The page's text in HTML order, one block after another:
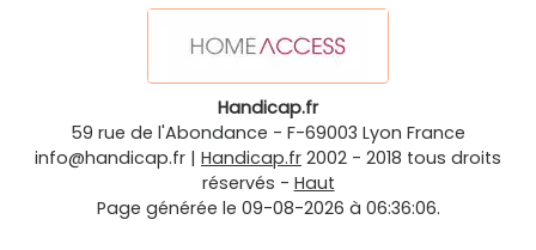
Handicap.fr
59 rue de l'Abondance - F-69003 Lyon France
info@handicap.fr | Handicap.fr 2002 - 2018 tous droits
réservés - Haut
Page générée le 09-08-2026 à 06:36:06.